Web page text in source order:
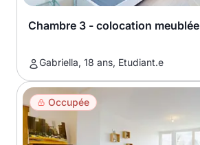
Chambre 3 - colocation meublée
Gabriella, 18 ans, Etudiant.e
Occupée